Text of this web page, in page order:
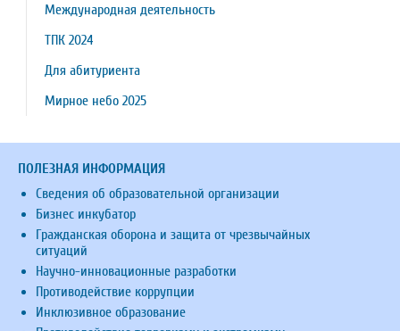
Международная деятельность
ТПК 2024
Для абитуриента
Мирное небо 2025
ПОЛЕЗНАЯ ИНФОРМАЦИЯ
Сведения об образовательной организации
Бизнес инкубатор
Гражданская оборона и защита от чрезвычайных
ситуаций
Научно-инновационные разработки
Противодействие коррупции
Инклюзивное образование